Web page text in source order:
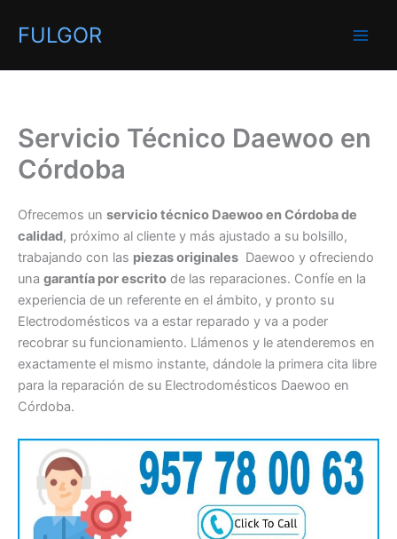
FULGOR
Servicio Técnico Daewoo en
Córdoba
Ofrecemos un servicio técnico Daewoo en Córdoba de
calidad, próximo al cliente y más ajustado a su bolsillo,
trabajando con las piezas originales Daewoo y ofreciendo
una garantía por escrito de las reparaciones. Confíe en la
experiencia de un referente en el ámbito, y pronto su
Electrodomésticos va a estar reparado y va a poder
recobrar su funcionamiento. Llámenos y le atenderemos en
exactamente el mismo instante, dándole la primera cita libre
para la reparación de su Electrodomésticos Daewoo en
Córdoba.